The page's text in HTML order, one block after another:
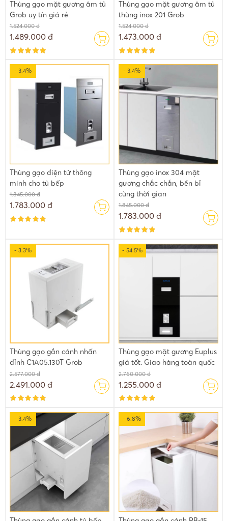
Những lợi ích của thùng gạo âm tủ
2.1. Thùng gạo giúp bảo quản gạo được tốt hơn
Thùng đựng gạo lắp tủ bếp sẽ giải quyết tất cả các vấn đề như
mốc, mọt, mất vệ sinh cho gạo. Bạn sẽ không lo côn trùng xâm
nhập vào gạo đặc biệt như mối, mọt vì thiết kế thùng gạo
Một mối lo ngại nữa là khi lấy gạo trực tiếp mà tay bị ướt thì rất
dễ làm gạo bị mốc. Mà vấn đề này thường xuyên xảy ra vì bạn
thường phải rửa xoong xong mới lấy gạo để vo. Thùng đựng gạo
lắp tủ bếp có nút nhấn lấy gạo dễ dàng mà không tiếp xúc trực
tiếp với gạo. Bảo vệ gạo tốt hơn
Tất cả các vấn đề trên sẽ được giải quyết nếu như sử dụng thùng
đựng gạo âm tủ
2.2. Thùng gạo thông minh âm tủ có cấu tạo hình phễu không lo
tồn gạo cũ
Với việc cất trữ gạo ở bao, túi hoặc ở thùng thì gạo không được
luân phiên. Khi bạn đổ gạo mới vào đồng nghĩa với gạo cũ sẽ cứ
tồn động mãi ở dưới. Tủ gạo âm thường được thiết kế hình phễu
Thùng gạo mặt gương âm tủ
Grob uy tín giá rẻ
1.524.000 đ
1.489.000 đ
Thùng gạo mặt gương âm tủ
thùng inox 201 Grob
1.524.000 đ
1.473.000 đ
- 3.4%
Thùng gạo điện tử thông
minh cho tủ bếp
1.845.000 đ
1.783.000 đ
- 3.4%
Thùng gạo inox 304 mặt
gương chắc chắn, bền bỉ
cùng thời gian
1.845.000 đ
1.783.000 đ
- 3.3%
Thùng gạo gắn cánh nhấn
đỉnh C1A05.130T Grob
2.577.000 đ
2.491.000 đ
- 54.5%
Thùng gạo mặt gương Euplus
giá tốt. Giao hàng toàn quốc
2.760.000 đ
1.255.000 đ
- 3.4% - 6.8%